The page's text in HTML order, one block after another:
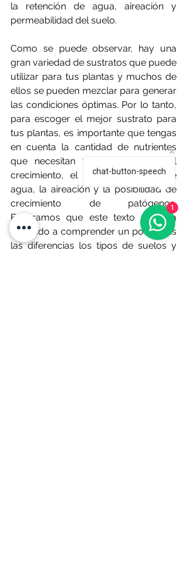
la retención de agua, aireación y
permeabilidad del suelo.
Como se puede observar, hay una
gran variedad de sustratos que puede
utilizar para tus plantas y muchos de
ellos se pueden mezclar para generar
las condiciones óptimas. Por lo tanto,
para escoger el mejor sustrato para
tus plantas, es importante que tengas
en cuenta la cantidad de nutrientes
que necesitan tus plantas para el
crecimiento, el pH, la retención de
agua, la aireación y la posibilidad de
crecimiento de patógenos.
Esperamos que este texto te haya
ayudado a comprender un poco más
las diferencias los tipos de suelos y
chat-button-speech
1